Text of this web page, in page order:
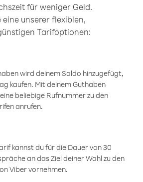
für weniger Geld.
eine unserer flexiblen,
Tarifoptionen:
wird deinem Saldo hinzugefügt,
kaufen. Mit deinem Guthaben
beliebige Rufnummer zu den
anrufen.
kannst du für die Dauer von 30
an das Ziel deiner Wahl zu den
Viber vornehmen.